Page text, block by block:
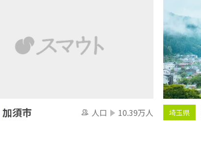
加須市 人口 10.39万人 埼玉県